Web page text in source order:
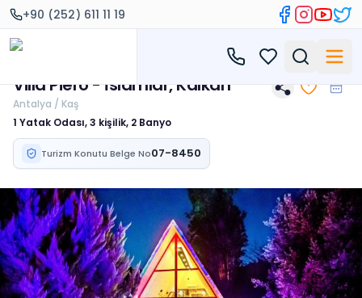
+90 (252) 611 11 19
Villa Piero - İslamlar, Kalkan
Antalya / Kaş
1 Yatak Odası, 3 kişilik, 2 Banyo
Turizm Konutu Belge No07-8450